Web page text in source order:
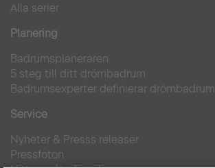
Alla serier
Planering
Badrumsplaneraren
5 steg till ditt drömbadrum
Badrumsexperter definierar drömbadrum
Service
Nyheter & Presss releaser
Pressfoton